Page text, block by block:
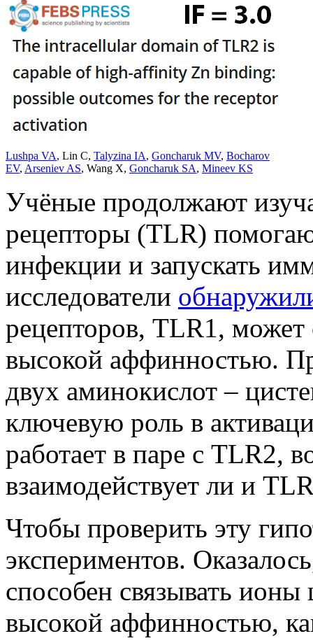
Lushpa VA, Lin C, Talyzina IA, Goncharuk MV, Bocharov
EV, Arseniev AS, Wang X, Goncharuk SA, Mineev KS
Учёные продолжают
рецепторы (TLR)
инфекции и запускать
исследователи
рецепторов, TLR1, может
высокой аффинностью.
двух аминокислот –
ключевую роль в
работает в паре с TLR2,
взаимодействует ли и
Чтобы проверить эту
экспериментов.
способен связывать
высокой аффинностью,